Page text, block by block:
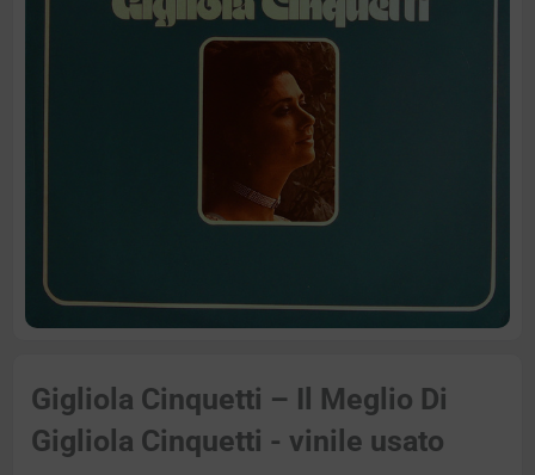
Gigliola Cinquetti – Il Meglio Di
Gigliola Cinquetti - vinile usato